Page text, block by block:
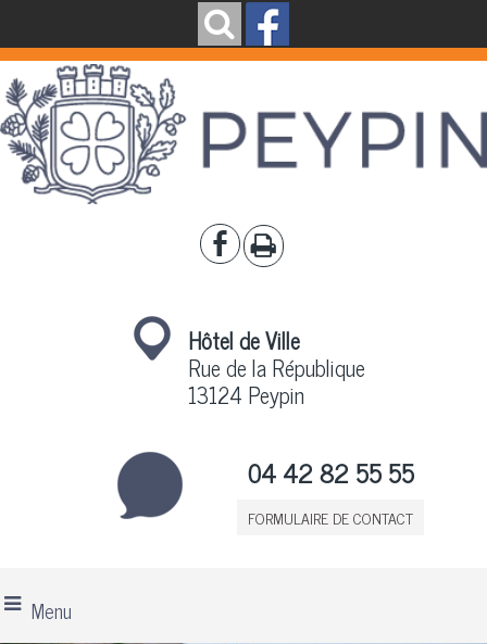
Hôtel de Ville
Rue de la République
13124 Peypin
04 42 82 55 55
FORMULAIRE DE CONTACT
Menu